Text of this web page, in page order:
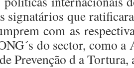
signatários que
com as
do sector, como
Prevenção d a